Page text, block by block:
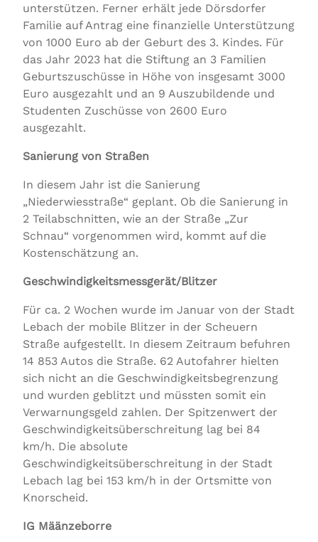
unterstützen. Ferner erhält jede Dörsdorfer
Familie auf Antrag eine finanzielle Unterstützung
von 1000 Euro ab der Geburt des 3. Kindes. Für
das Jahr 2023 hat die Stiftung an 3 Familien
Geburtszuschüsse in Höhe von insgesamt 3000
Euro ausgezahlt und an 9 Auszubildende und
Studenten Zuschüsse von 2600 Euro
ausgezahlt.
Sanierung von Straßen
In diesem Jahr ist die Sanierung
„Niederwiesstraße“ geplant. Ob die Sanierung in
2 Teilabschnitten, wie an der Straße „Zur
Schnau“ vorgenommen wird, kommt auf die
Kostenschätzung an.
Geschwindigkeitsmessgerät/Blitzer
Für ca. 2 Wochen wurde im Januar von der Stadt
Lebach der mobile Blitzer in der Scheuern
Straße aufgestellt. In diesem Zeitraum befuhren
14 853 Autos die Straße. 62 Autofahrer hielten
sich nicht an die Geschwindigkeitsbegrenzung
und wurden geblitzt und müssten somit ein
Verwarnungsgeld zahlen. Der Spitzenwert der
Geschwindigkeitsüberschreitung lag bei 84
km/h. Die absolute
Geschwindigkeitsüberschreitung in der Stadt
Lebach lag bei 153 km/h in der Ortsmitte von
Knorscheid.
IG Määnzeborre